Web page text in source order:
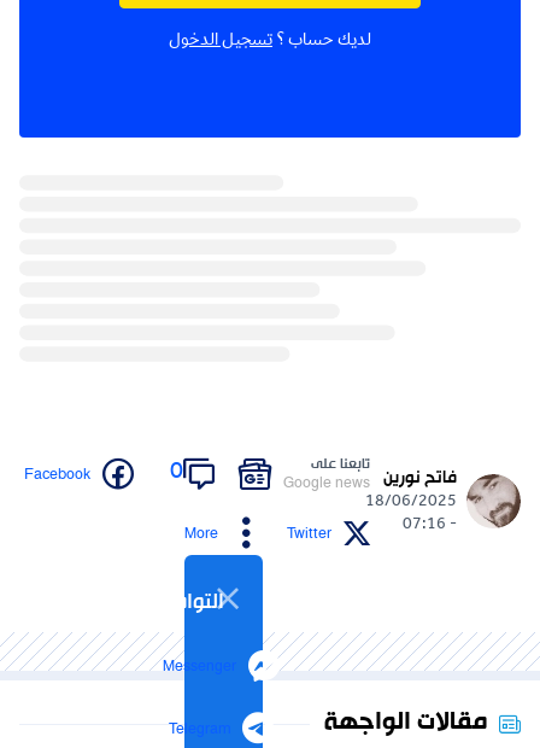
لديك حساب ؟ تسجيل الدخول
فاتح نورين
18/06/2025
- 07:16
تابعنا على
Google news
0
Facebook
Twitter
More
التواصل الاجتماعي
Messenger
Telegram مقالات الواجهة